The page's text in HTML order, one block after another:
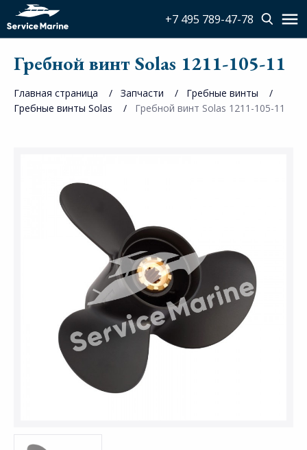
+7 495 789-47-78
Гребной винт Solas 1211-105-11
Главная страница Запчасти
Гребные винты
Гребные винты Solas
Гребной винт Solas 1211-105-11